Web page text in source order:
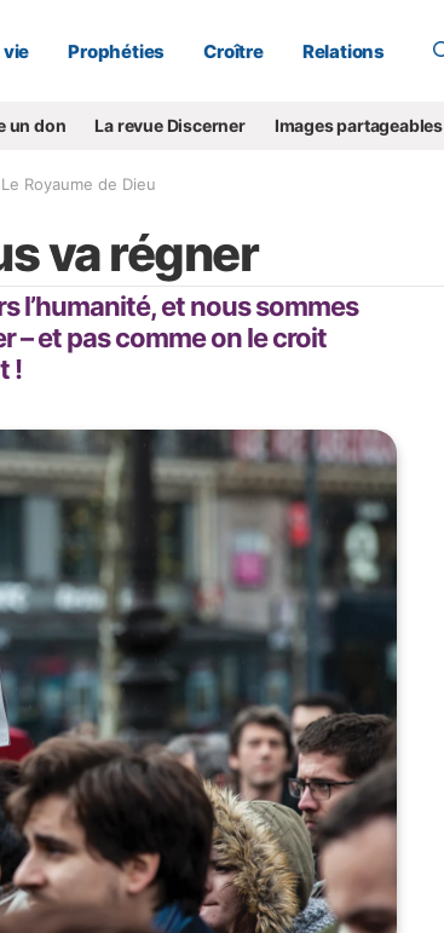
vie Prophéties Croître Relations
un don La revue Discerner Images partageables
Le Royaume de Dieu
va régner
l’humanité, et nous sommes
– et pas comme on le croit
!